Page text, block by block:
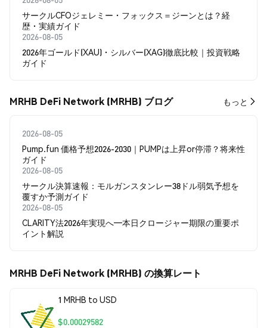
サークルCFOジェレミー・フォックス＝ジーンとは？経
歴・実績ガイド
2026-08-05
2026年ゴールド(XAU)・シルバー(XAG)徹底比較｜投資戦略
ガイド
MRHB DeFi Network (MRHB) ブログ もっと
2026-08-05
Pump.fun 価格予想2026-2030｜PUMPは上昇or停滞？将来性
ガイド
2026-08-05
サークル決算速報：モルガンスタンレー38ドル弱気予想を
覆すか予測ガイド
2026-08-05
CLARITY法2026年実現へ―本日クロージャー期限の重要ポ
イント解説
MRHB DeFi Network (MRHB) の換算レート
1 MRHB to USD
$0.00029582